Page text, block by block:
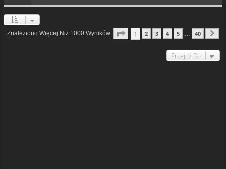
Znaleziono Więcej Niż 1000 Wyników Strona1 40
1 2 3 4 5 40
Przejdź Do